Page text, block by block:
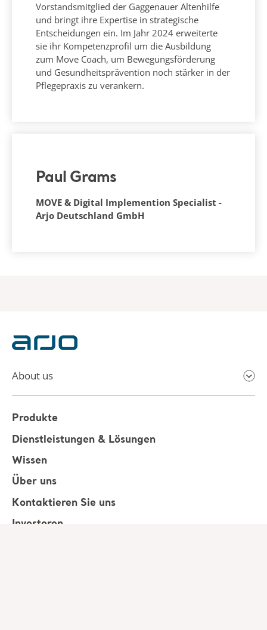
Vorstandsmitglied der Gaggenauer Altenhilfe
und bringt ihre Expertise in strategische
Entscheidungen ein. Im Jahr 2024 erweiterte
sie ihr Kompetenzprofil um die Ausbildung
zum Move Coach, um Bewegungsförderung
und Gesundheitsprävention noch stärker in der
Pflegepraxis zu verankern.
Paul Grams
MOVE & Digital Implemention Specialist -
Arjo Deutschland GmbH
About us
Produkte
Dienstleistungen & Lösungen
Wissen
Über uns
Kontaktieren Sie uns
Investoren